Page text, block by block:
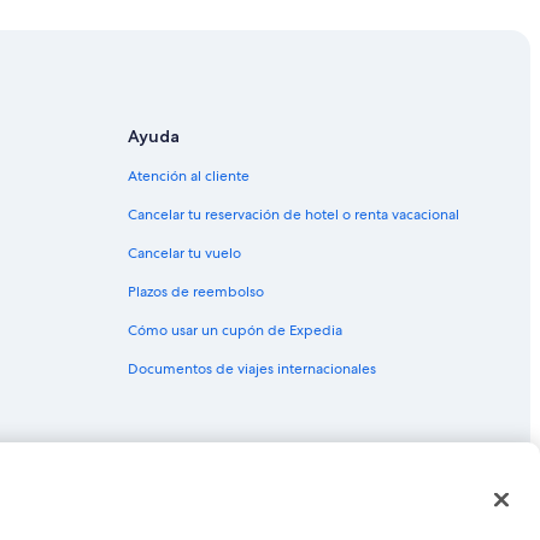
Ayuda
Atención al cliente
Cancelar tu reservación de hotel o renta vacacional
Cancelar tu vuelo
Plazos de reembolso
Cómo usar un cupón de Expedia
Documentos de viajes internacionales
marcas comerciales de Expedia, Inc. CST# 2029030-50.